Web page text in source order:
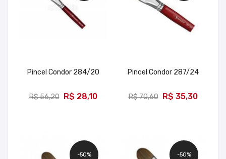
Pincel Condor 284/20
R$ 56,20 R$ 28,10
Pincel Condor 287/24
R$ 70,60 R$ 35,30
-50% -50%